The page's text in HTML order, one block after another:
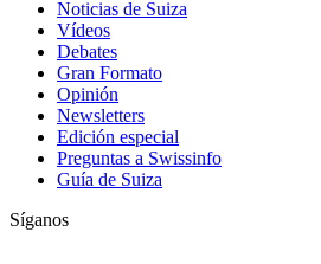
Noticias de Suiza
Vídeos
Debates
Gran Formato
Opinión
Newsletters
Edición especial
Preguntas a Swissinfo
Guía de Suiza
Síganos